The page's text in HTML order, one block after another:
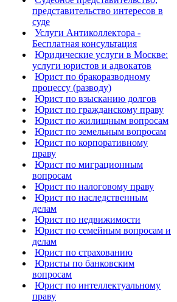
представительство интересов в
суде
Услуги Антиколлектора -
Бесплатная консультация
Юридические услуги в Москве:
услуги юристов и адвокатов
Юрист по бракоразводному
процессу (разводу)
Юрист по взысканию долгов
Юрист по гражданскому праву
Юрист по жилищным вопросам
Юрист по земельным вопросам
Юрист по корпоративному
праву
Юрист по миграционным
вопросам
Юрист по налоговому праву
Юрист по наследственным
делам
Юрист по недвижимости
Юрист по семейным вопросам и
делам
Юрист по страхованию
Юристы по банковским
вопросам
Юрист по интеллектуальному
праву